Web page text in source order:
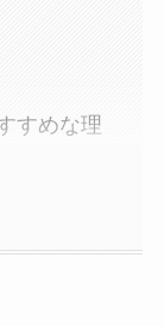
すめな理